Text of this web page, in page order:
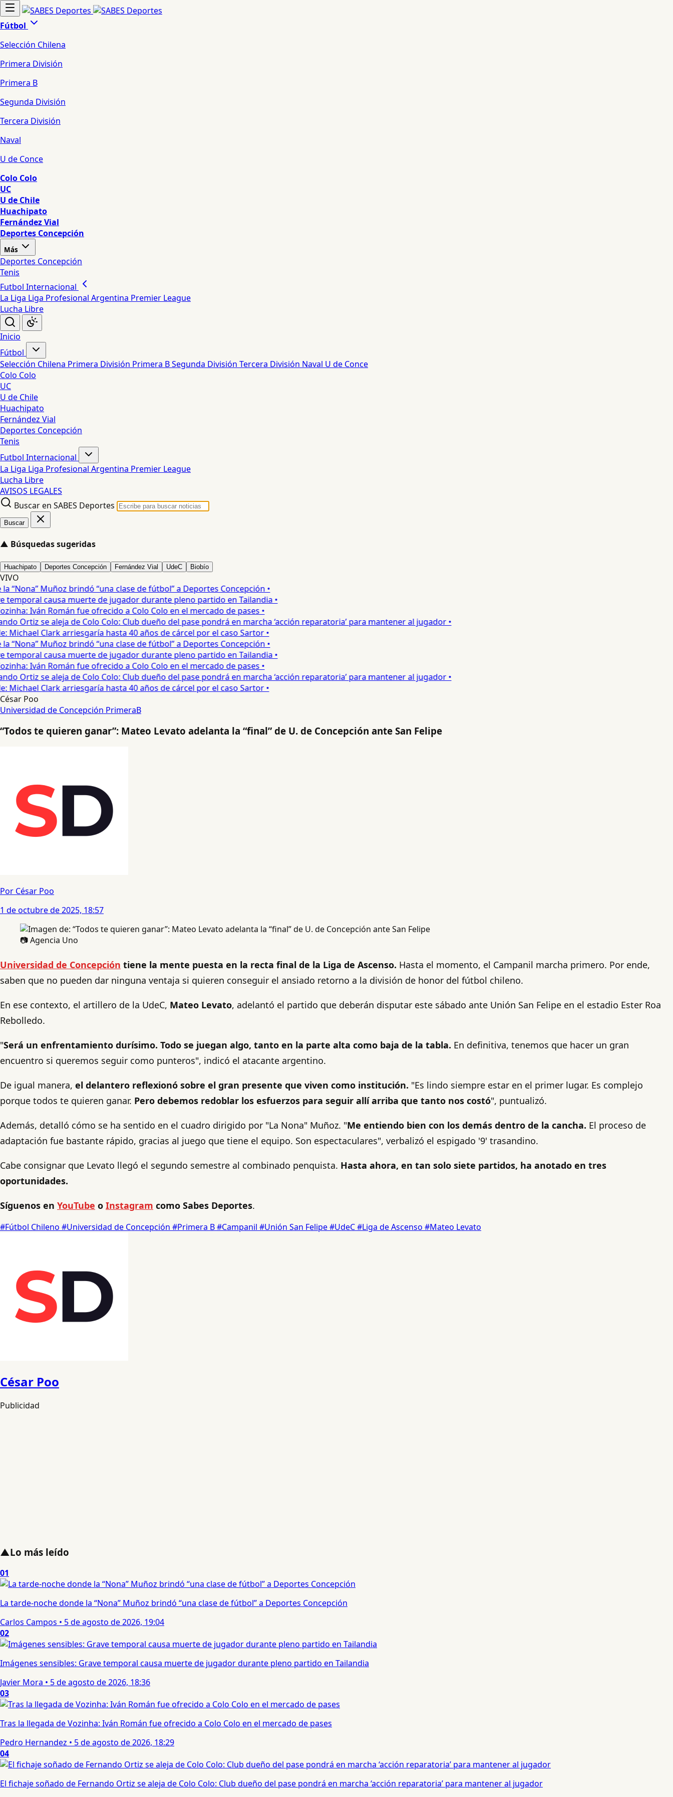
Fútbol
Selección Chilena
Primera División
Primera B
Segunda División
Tercera División
Naval
U de Conce
Colo Colo
UC
U de Chile
Huachipato
Fernández Vial
Deportes Concepción
Más
Deportes Concepción
Tenis
Futbol Internacional
La Liga Liga Profesional Argentina Premier League
Lucha Libre
Inicio
Fútbol
Selección Chilena Primera División Primera BSegunda División Tercera División Naval U de Conce
Colo Colo
UC
U de Chile
Huachipato
Fernández Vial
Deportes Concepción
Tenis
Futbol Internacional
La Liga Liga Profesional Argentina Premier League
Lucha Libre
AVISOS LEGALES
Buscar en SABES Deportes
Buscar
▲ Búsquedas sugeridas
Huachipato Deportes Concepción Fernández Vial UdeC Biobío
VIVO
Muñoz brindó “una clase de fútbol” a Deportes Concepción •
causa muerte de jugador durante pleno partido en Tailandia •
Iván Román fue ofrecido a Colo Colo en el mercado de pases •
Ortiz se aleja de Colo Colo: Club dueño del pase pondrá en marcha ‘acción reparatoria’ para mantener al jugador •
Clark arriesgaría hasta 40 años de cárcel por el caso Sartor •
Muñoz brindó “una clase de fútbol” a Deportes Concepción •
causa muerte de jugador durante pleno partido en Tailandia •
Iván Román fue ofrecido a Colo Colo en el mercado de pases •
Ortiz se aleja de Colo Colo: Club dueño del pase pondrá en marcha ‘acción reparatoria’ para mantener al jugador •
Clark arriesgaría hasta 40 años de cárcel por el caso Sartor •
César Poo
Universidad de Concepción PrimeraB
“Todos te quieren ganar”: Mateo Levato adelanta la “final” de U. de Concepción ante San Felipe
Por César Poo
1 de octubre de 2025, 18:57
📷 Agencia Uno
Universidad de Concepción tiene la mente puesta en la recta final de la Liga de Ascenso. Hasta el momento, el Campanil marcha primero. Por ende,
saben que no pueden dar ninguna ventaja si quieren conseguir el ansiado retorno a la división de honor del fútbol chileno.
En ese contexto, el artillero de la UdeC, Mateo Levato, adelantó el partido que deberán disputar este sábado ante Unión San Felipe en el estadio Ester Roa
Rebolledo.
"Será un enfrentamiento durísimo. Todo se juegan algo, tanto en la parte alta como baja de la tabla. En definitiva, tenemos que hacer un gran
encuentro si queremos seguir como punteros", indicó el atacante argentino.
De igual manera, el delantero reflexionó sobre el gran presente que viven como institución. "Es lindo siempre estar en el primer lugar. Es complejo
porque todos te quieren ganar. Pero debemos redoblar los esfuerzos para seguir allí arriba que tanto nos costó", puntualizó.
Además, detalló cómo se ha sentido en el cuadro dirigido por "La Nona" Muñoz. "Me entiendo bien con los demás dentro de la cancha. El proceso de
adaptación fue bastante rápido, gracias al juego que tiene el equipo. Son espectaculares", verbalizó el espigado '9' trasandino.
Cabe consignar que Levato llegó el segundo semestre al combinado penquista. Hasta ahora, en tan solo siete partidos, ha anotado en tres
oportunidades.
Síguenos en YouTube o Instagram como Sabes Deportes.
#Fútbol Chileno #Universidad de Concepción #Primera B#Campanil #Unión San Felipe#UdeC#Liga de Ascenso #Mateo Levato
César Poo
Publicidad
▲Lo más leído
01
La tarde-noche donde la “Nona” Muñoz brindó “una clase de fútbol” a Deportes Concepción
Carlos Campos • 5 de agosto de 2026, 19:04
02
Imágenes sensibles: Grave temporal causa muerte de jugador durante pleno partido en Tailandia
Javier Mora • 5 de agosto de 2026, 18:36
03
Tras la llegada de Vozinha: Iván Román fue ofrecido a Colo Colo en el mercado de pases
Pedro Hernandez • 5 de agosto de 2026, 18:29
04
El fichaje soñado de Fernando Ortiz se aleja de Colo Colo: Club dueño del pase pondrá en marcha ‘acción reparatoria’ para mantener al jugador